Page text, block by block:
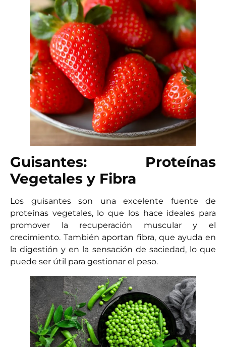
Guisantes: Proteínas
Vegetales y Fibra
Los guisantes son una excelente fuente de
proteínas vegetales, lo que los hace ideales para
promover la recuperación muscular y el
crecimiento. También aportan fibra, que ayuda en
la digestión y en la sensación de saciedad, lo que
puede ser útil para gestionar el peso.